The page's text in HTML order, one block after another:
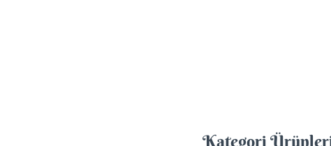
Kategori